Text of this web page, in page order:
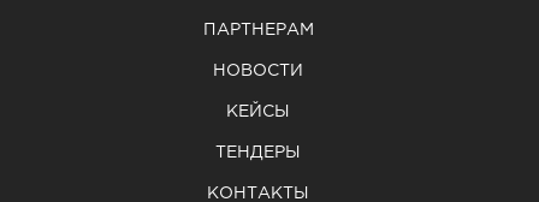
ПАРТНЕРАМ
НОВОСТИ
КЕЙСЫ
ТЕНДЕРЫ
КОНТАКТЫ